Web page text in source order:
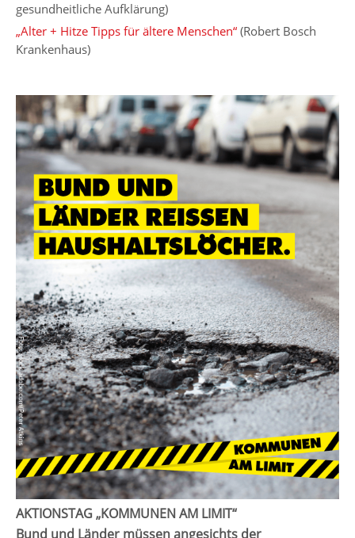
gesundheitliche Aufklärung)
„Alter + Hitze Tipps für ältere Menschen“ (Robert Bosch
Krankenhaus)
AKTIONSTAG „KOMMUNEN AM LIMIT“
Bund und Länder müssen angesichts der